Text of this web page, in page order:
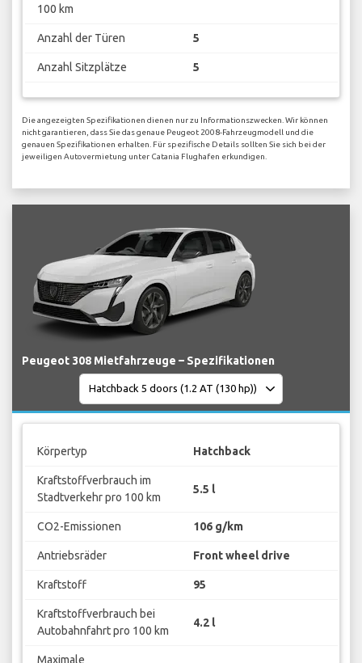
100 km
Anzahl der Türen 5
Anzahl Sitzplätze 5
Die angezeigten Spezifikationen dienen nur zu Informationszwecken. Wir können
nicht garantieren, dass Sie das genaue Peugeot 2008-Fahrzeugmodell und die
genauen Spezifikationen erhalten. Für spezifische Details sollten Sie sich bei der
jeweiligen Autovermietung unter Catania Flughafen erkundigen.
Peugeot 308 Mietfahrzeuge – Spezifikationen
Körpertyp Hatchback
Kraftstoffverbrauch im
Stadtverkehr pro 100 km
5.5 l
CO2-Emissionen 106 g/km
Antriebsräder Front wheel drive
Kraftstoff 95
Kraftstoffverbrauch bei
Autobahnfahrt pro 100 km
4.2 l
Maximale